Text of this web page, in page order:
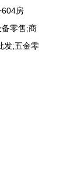
604房
备零售;商
发;五金零